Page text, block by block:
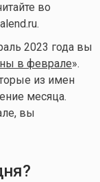
во
2023 года вы
в феврале».
из имен
месяца.
вы